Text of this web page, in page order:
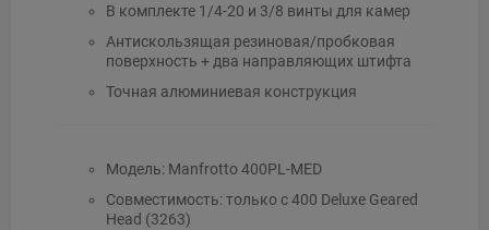
В комплекте 1/4-20 и 3/8 винты для камер
Антискользящая резиновая/пробковая
поверхность + два направляющих штифта
Точная алюминиевая конструкция
Модель: Manfrotto 400PL-MED
Совместимость: только с 400 Deluxe Geared
Head (3263)